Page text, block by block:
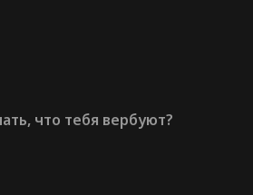
что тебя вербуют?